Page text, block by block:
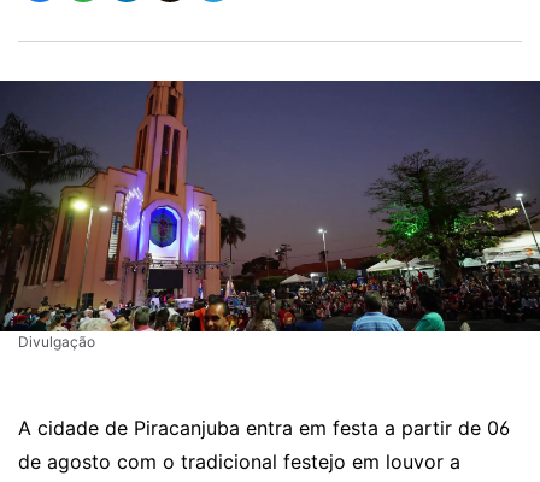
Divulgação
A cidade de Piracanjuba entra em festa a partir de 06
de agosto com o tradicional festejo em louvor a